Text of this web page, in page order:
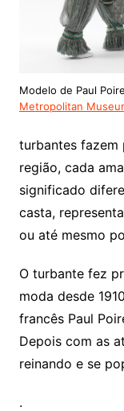
Modelo de Paul
Metropolitan
turbantes fazem
região, cada
significado
casta,
ou até mesmo
O turbante fez
moda desde
francês Paul
Depois com as
reinando e se
.